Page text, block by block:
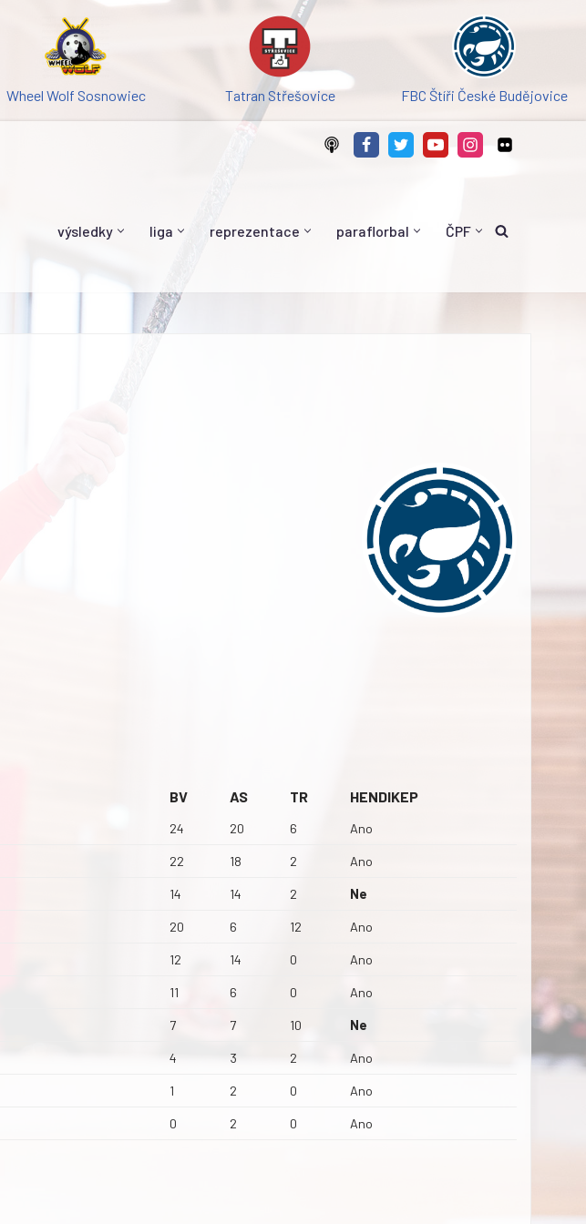
Wheel Wolf Sosnowiec Tatran Střešovice FBC Štíři České Budějovice
výsledky liga reprezentace paraflorbal ČPF
BV AS TR HENDIKEP
24 20 6 Ano
22 18 2 Ano
14 14 2 Ne
20 6 12 Ano
12 14 0 Ano
11 6 0 Ano
7 7 10 Ne
4 3 2 Ano
1 2 0 Ano
0 2 0 Ano